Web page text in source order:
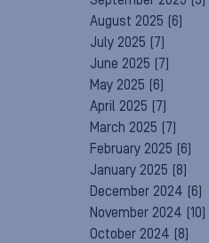
August 2025 (6)
July 2025 (7)
June 2025 (7)
May 2025 (6)
April 2025 (7)
March 2025 (7)
February 2025 (6)
January 2025 (8)
December 2024 (6)
November 2024 (10)
October 2024 (8)